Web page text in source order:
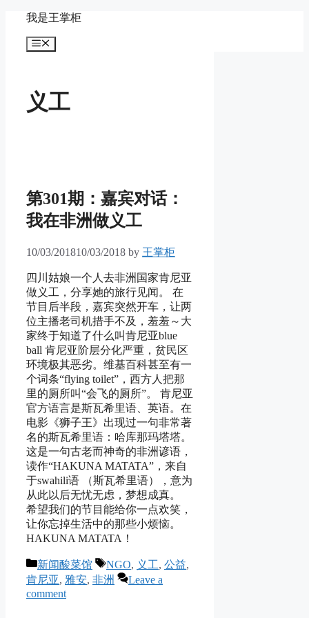
content
我是王掌柜
Menu
义工
第301期：嘉宾对话：
我在非洲做义工
10/03/201810/03/2018 by 王掌柜
四川姑娘一个人去非洲国家肯尼亚
做义工，分享她的旅行见闻。 在
节目后半段，嘉宾突然开车，让两
位主播老司机措手不及，羞羞～大
家终于知道了什么叫肯尼亚blue
ball 肯尼亚阶层分化严重，贫民区
环境极其恶劣。维基百科甚至有一
个词条“flying toilet”，西方人把那
里的厕所叫“会飞的厕所”。 肯尼亚
官方语言是斯瓦希里语、英语。在
电影《狮子王》出现过一句非常著
名的斯瓦希里语：哈库那玛塔塔。
这是一句古老而神奇的非洲谚语，
读作“HAKUNA MATATA”，来自
于swahili语 （斯瓦希里语），意为
从此以后无忧无虑，梦想成真。
希望我们的节目能给你一点欢笑，
让你忘掉生活中的那些小烦恼。
HAKUNA MATATA！
Categories
新闻酸菜馆 Tags
NGO, 义工, 公益,
肯尼亚, 雅安, 非洲
Leave a
comment